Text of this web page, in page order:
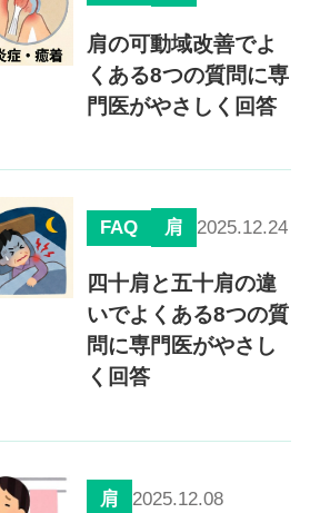
肩の可動域改善でよ
くある8つの質問に専
門医がやさしく回答
FAQ 肩 2025.12.24
四十肩と五十肩の違
いでよくある8つの質
問に専門医がやさし
く回答
肩 2025.12.08